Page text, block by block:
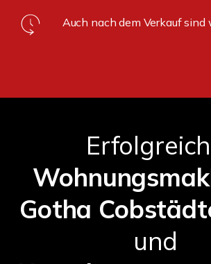
Auch nach dem Verkauf sind
Gotha
und